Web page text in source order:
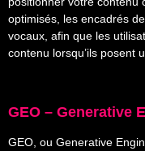
optimisés, les encadrés
vocaux, afin que les
contenu lorsqu’ils posent
GEO – Generative
GEO, ou Generative